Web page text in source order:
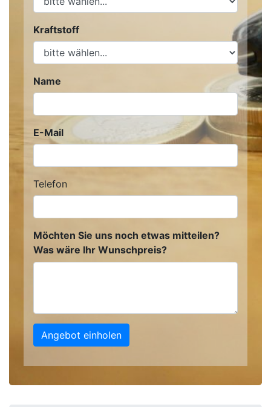
Kraftstoff
Name
E-Mail
Telefon
Möchten Sie uns noch etwas mitteilen?
Was wäre Ihr Wunschpreis?
Angebot einholen